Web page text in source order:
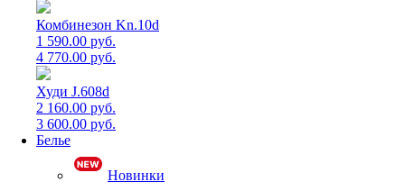
Комбинезон Kn.10d
1 590.00 руб.
4 770.00 руб.
Худи J.608d
2 160.00 руб.
3 600.00 руб.
Белье
Новинки